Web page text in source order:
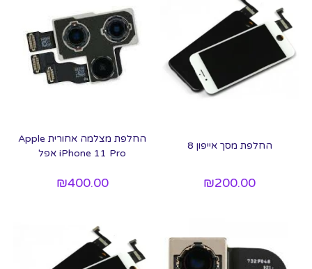
החלפת מסך אייפון 8
₪200.00
החלפת מצלמה אחורית Apple
iPhone 11 Pro אפל
₪400.00